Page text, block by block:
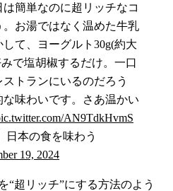
簡単なのに超リッチなコ
お湯ではなく温めた牛乳
て、ヨーグルト30g(約大
で塩胡椒するだけ。一口
トランにいるのだろう
味わいです。さあ温かい
AN9TdkHvmS
本の食を味わう
19, 2024
“超リッチ”にする方法のよう